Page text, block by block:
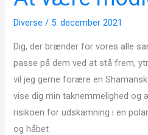
Diverse / 5. december 2021
Dig, der brænder for vores alle
passe på dem ved at stå frem,
vil jeg gerne forære en
vise dig min taknemmelighed og
risikoen for udskamning i en
og håbet
være
modig